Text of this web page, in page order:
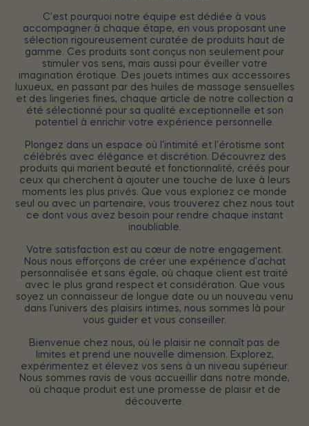
C'est pourquoi notre équipe est dédiée à vous
accompagner à chaque étape, en vous proposant une
sélection rigoureusement curatée de produits haut de
gamme. Ces produits sont conçus non seulement pour
stimuler vos sens, mais aussi pour éveiller votre
imagination érotique. Des jouets intimes aux accessoires
luxueux, en passant par des huiles de massage sensuelles
et des lingeries fines, chaque article de notre collection a
été sélectionné pour sa qualité exceptionnelle et son
potentiel à enrichir votre expérience personnelle.
Plongez dans un espace où l'intimité et l'érotisme sont
célébrés avec élégance et discrétion. Découvrez des
produits qui marient beauté et fonctionnalité, créés pour
ceux qui cherchent à ajouter une touche de luxe à leurs
moments les plus privés. Que vous exploriez ce monde
seul ou avec un partenaire, vous trouverez chez nous tout
ce dont vous avez besoin pour rendre chaque instant
inoubliable.
Votre satisfaction est au cœur de notre engagement.
Nous nous efforçons de créer une expérience d'achat
personnalisée et sans égale, où chaque client est traité
avec le plus grand respect et considération. Que vous
soyez un connaisseur de longue date ou un nouveau venu
dans l'univers des plaisirs intimes, nous sommes là pour
vous guider et vous conseiller.
Bienvenue chez nous, où le plaisir ne connaît pas de
limites et prend une nouvelle dimension. Explorez,
expérimentez et élevez vos sens à un niveau supérieur.
Nous sommes ravis de vous accueillir dans notre monde,
où chaque produit est une promesse de plaisir et de
découverte.